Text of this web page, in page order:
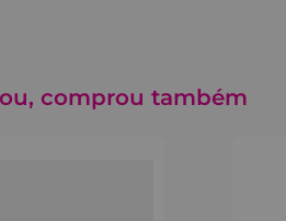
comprou também